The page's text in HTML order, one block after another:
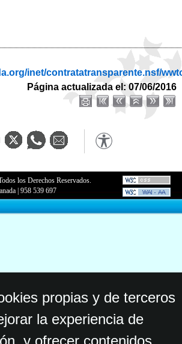
inet/contratatransparente.nsf/
Página actualizada el: 07/06/2016
los Derechos Reservados.
|958 539 697
propias y de terceros
la experiencia de
y ofrecer contenidos